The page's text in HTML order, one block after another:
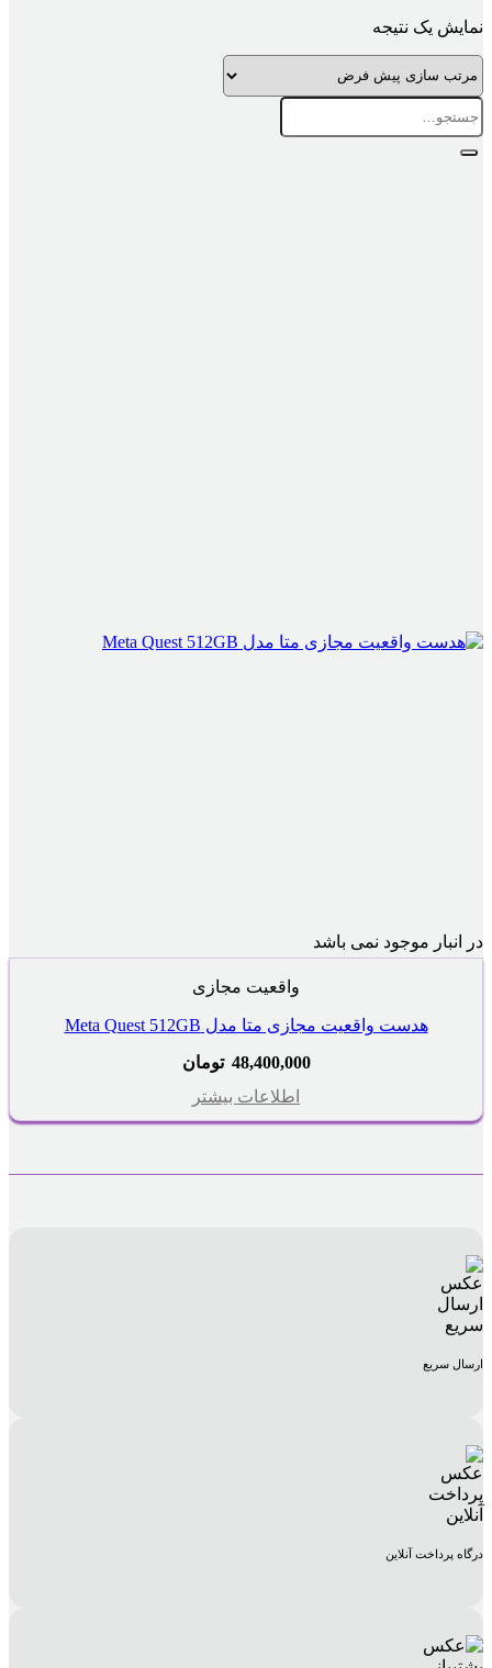
نمایش یک نتیجه
جستجو
برای:
در انبار موجود نمی باشد
واقعیت مجازی
هدست واقعیت مجازی متا مدل Meta Quest 512GB
48,400,000 تومان
اطلاعات بیشتر
ارسال سریع
درگاه پرداخت آنلاین